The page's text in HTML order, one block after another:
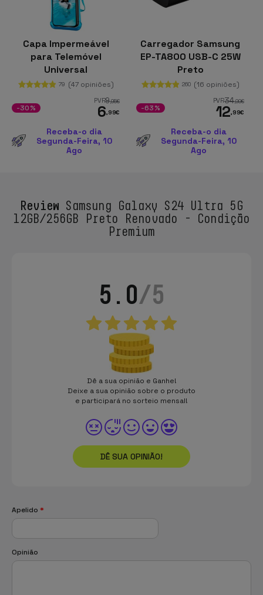
Capa Impermeável
para Telemóvel
Universal
79 (47 opiniões)
PVR9,95€
6,99€
-30%
Receba-o dia
Segunda-Feira, 10
Ago
Carregador Samsung
EP-TA800 USB-C 25W
Preto
260 (16 opiniões)
PVR34,99€
12,99€
-63%
Receba-o dia
Segunda-Feira, 10
Ago
Review Samsung Galaxy S24 Ultra 5G
12GB/256GB Preto Renovado - Condição
Premium
5.0/5
Dê a sua opinião e Ganhe!
Deixe a sua opinião sobre o produto
e participará no sorteio mensal!
DÊ SUA OPINIÃO!
Apelido *
Opinião